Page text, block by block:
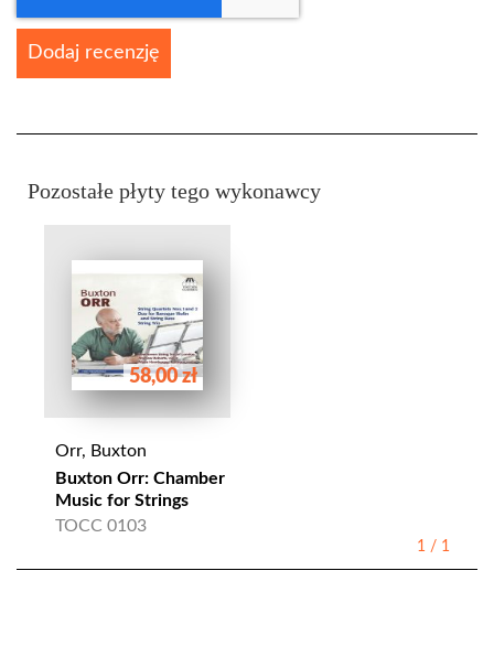
Dodaj recenzję
Pozostałe płyty tego wykonawcy
58,00 zł
Orr, Buxton
Buxton Orr: Chamber
Music for Strings
TOCC 0103
1 / 1